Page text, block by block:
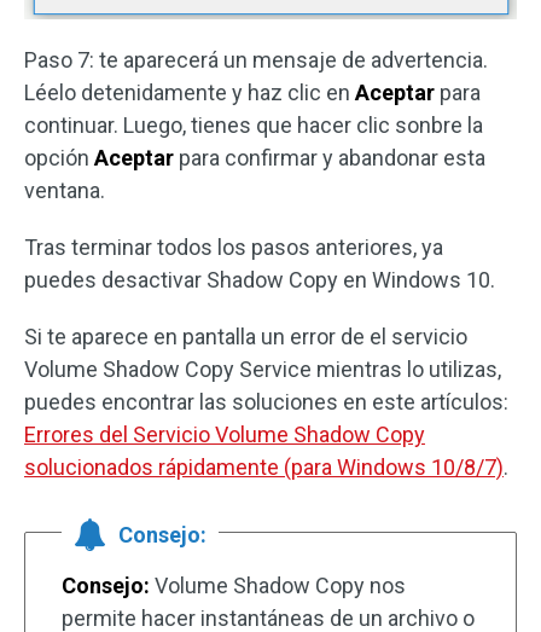
Paso 7: te aparecerá un mensaje de advertencia.
Léelo detenidamente y haz clic en Aceptar para
continuar. Luego, tienes que hacer clic sonbre la
opción Aceptar para confirmar y abandonar esta
ventana.
Tras terminar todos los pasos anteriores, ya
puedes desactivar Shadow Copy en Windows 10.
Si te aparece en pantalla un error de el servicio
Volume Shadow Copy Service mientras lo utilizas,
puedes encontrar las soluciones en este artículos:
Errores del Servicio Volume Shadow Copy
solucionados rápidamente (para Windows 10/8/7).
Consejo:
Consejo: Volume Shadow Copy nos
permite hacer instantáneas de un archivo o